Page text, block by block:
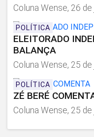
Coluna Wense, 26
POLÍTICA
ELEITORADO
BALANÇA
Coluna Wense, 25
POLÍTICA
ZÉ BERÉ
Coluna Wense, 25